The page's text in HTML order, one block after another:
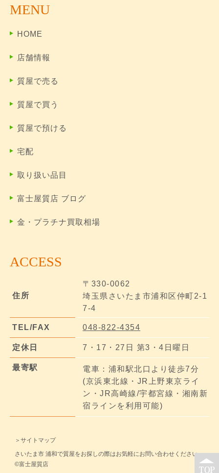
MENU
HOME
店舗情報
質屋で売る
質屋で買う
質屋で預ける
宅配
取り扱い品目
富士屋質店 ブログ
金・プラチナ買取相場
ACCESS
住所
〒330-0062
埼玉県さいたま市浦和区仲町2-1
7-4
TEL/FAX 048-822-4354
定休日 7・17・27日 第3・4日曜日
最寄駅
電車：浦和駅北口より徒歩7分
(京浜東北線・JR上野東京ライ
ン・JR高崎線/宇都宮線・湘南新
宿ラインを利用可能)
＞サイトマップ
さいたま市 浦和で質屋をお探しの際はお気軽にお問い合わせください。
©富士屋質店